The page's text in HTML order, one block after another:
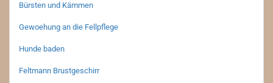
Bürsten und Kämmen
Gewoehung an die Fellpflege
Hunde baden
Feltmann Brustgeschirr